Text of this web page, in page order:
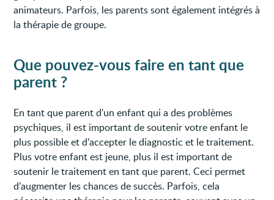
animateurs. Parfois, les parents sont également intégrés à
la thérapie de groupe.
Que pouvez-vous faire en tant que
parent ?
En tant que parent d'un enfant qui a des problèmes
psychiques, il est important de soutenir votre enfant le
plus possible et d’accepter le diagnostic et le traitement.
Plus votre enfant est jeune, plus il est important de
soutenir le traitement en tant que parent. Ceci permet
d’augmenter les chances de succès. Parfois, cela